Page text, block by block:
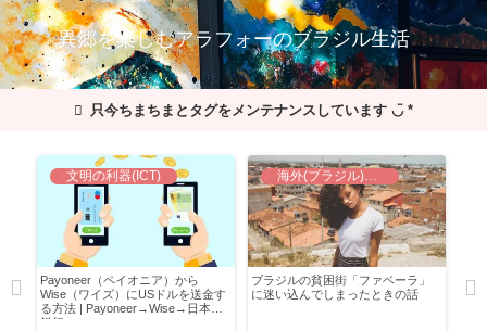
異郷を楽しむアラフォーのブラジル生活
只今ちまちまとタグをメンテナンスしています ◡̈ *
文明の利器(ICT)
Payoneer（ペイオニア）から
Wise（ワイズ）にUSドルを送金す
る方法 | Payoneer→Wise→日本の
銀行
海外(ブラジル)での暮らし
ブラジルの貧困街「ファベーラ」
に迷い込んでしまったときの話
【
い